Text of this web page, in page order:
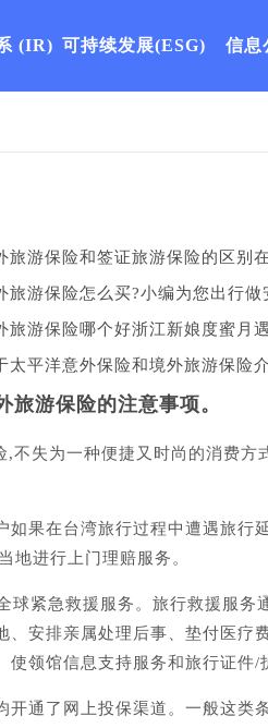
(IR) 可持续发展(ESG) 信息
旅游保险和签证旅游保险的区别
旅游保险怎么买?小编为您出行做
旅游保险哪个好浙江新娘度蜜月
逃过一劫
太平洋意外保险和境外旅游保险
游保险的注意事项。
失为一种便捷又时尚的消费方
果在台湾旅行过程中遭遇旅行
地进行上门理赔服务。
紧急救援服务。旅行救援服务
安排亲属处理后事、垫付医疗
领馆信息支持服务和旅行证件/
通了网上投保渠道。一般这类